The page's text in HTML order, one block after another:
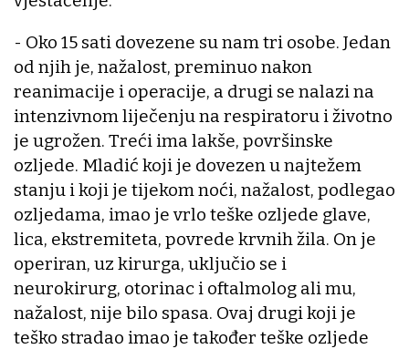
- Oko 15 sati dovezene su nam tri osobe. Jedan
od njih je, nažalost, preminuo nakon
reanimacije i operacije, a drugi se nalazi na
intenzivnom liječenju na respiratoru i životno
je ugrožen. Treći ima lakše, površinske
ozljede. Mladić koji je dovezen u najtežem
stanju i koji je tijekom noći, nažalost, podlegao
ozljedama, imao je vrlo teške ozljede glave,
lica, ekstremiteta, povrede krvnih žila. On je
operiran, uz kirurga, uključio se i
neurokirurg, otorinac i oftalmolog ali mu,
nažalost, nije bilo spasa. Ovaj drugi koji je
teško stradao imao je također teške ozljede